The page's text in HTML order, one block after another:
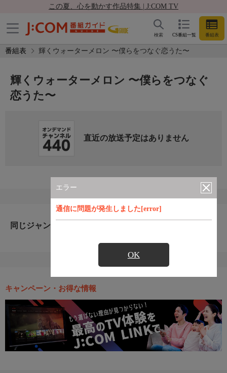
この夏、心を動かす作品特集 | J:COM TV
CS番組一覧 番組表
検索
番組表 輝くウォーターメロン 〜僕らをつなぐ恋うた〜
エラー
通信に問題が発生しました[error]
OK
輝くウォーターメロン 〜僕らをつなぐ
恋うた〜
直近の放送予定はありません
同じジャンルのおすすめ番組
キャンペーン・お得な情報